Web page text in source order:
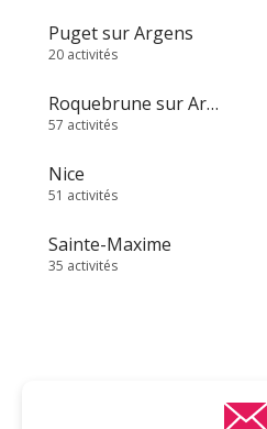
Puget sur Argens
20 activités
Roquebrune sur Argens
57 activités
Nice
51 activités
Sainte-Maxime
35 activités